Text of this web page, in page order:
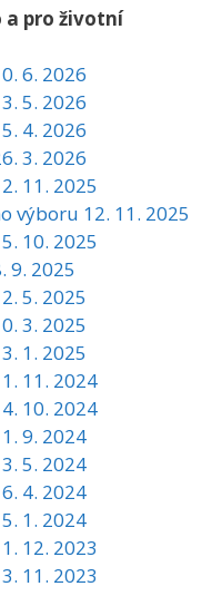
a pro životní
6. 2026
5. 2026
4. 2026
3. 2026
11. 2025
výboru 12. 11. 2025
10. 2025
9. 2025
5. 2025
3. 2025
1. 2025
11. 2024
10. 2024
9. 2024
5. 2024
4. 2024
1. 2024
12. 2023
11. 2023